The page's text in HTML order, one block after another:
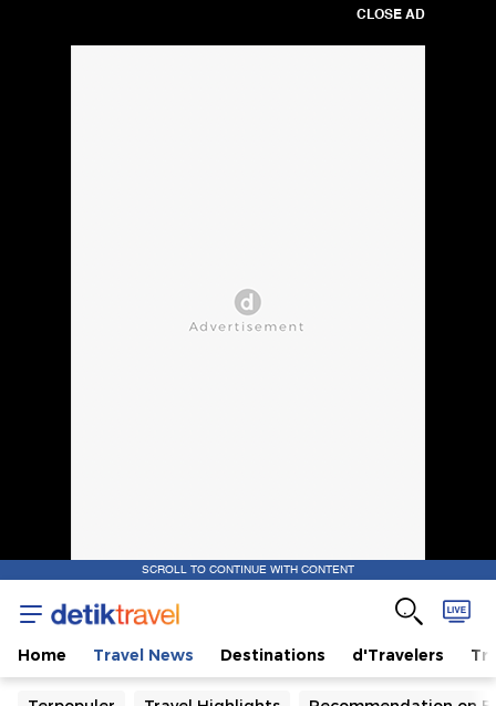
CLOSE AD
SCROLL TO CONTINUE WITH CONTENT
Home Travel News Destinations d'Travelers